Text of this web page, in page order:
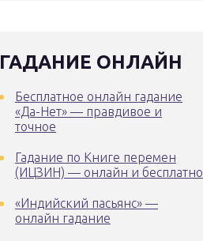
ГАДАНИЕ ОНЛАЙН
Бесплатное онлайн гадание
«Да-Нет» — правдивое и
точное
Гадание по Книге перемен
(ИЦЗИН) — онлайн и бесплатно
«Индийский пасьянс» —
онлайн гадание